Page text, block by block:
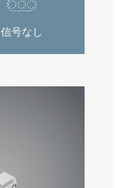
信号なし